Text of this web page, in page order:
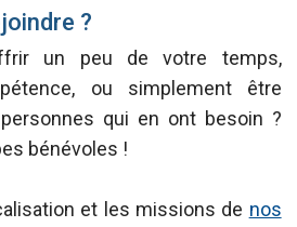
?
un peu de votre temps,
ou simplement être
qui en ont besoin ?
bénévoles !
et les missions de nos